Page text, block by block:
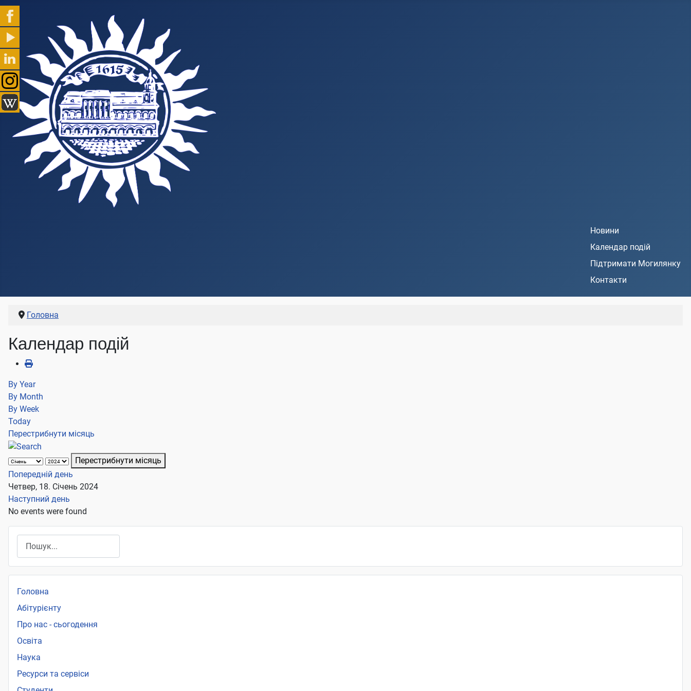
Новини
Календар подій
Підтримати Могилянку
Контакти
Головна
Календар подій
By Year
By Month
By Week
Today
Перестрибнути місяць
Перестрибнути місяць
Попередній день
Четвер, 18. Січень 2024
Наступний день
No events were found
Головна
Абітурієнту
Про нас - сьогодення
Освіта
Наука
Ресурси та сервіси